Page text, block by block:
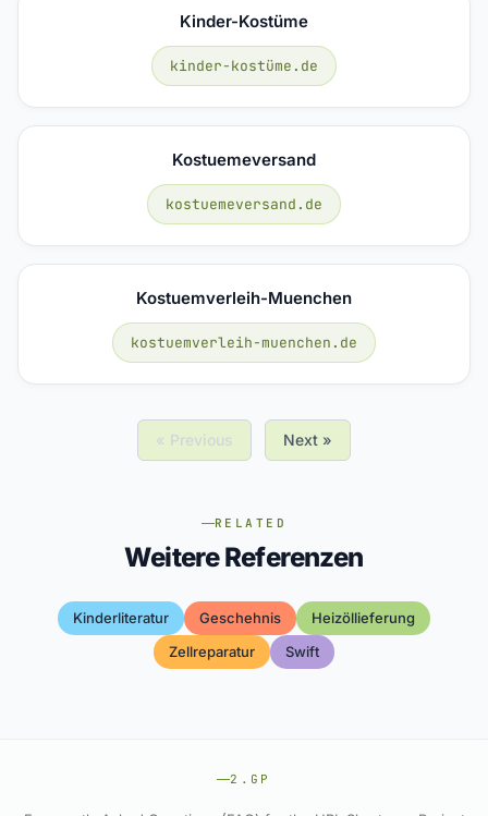
Kinder-Kostüme
kinder-kostüme.de
Kostuemeversand
kostuemeversand.de
Kostuemverleih-Muenchen
kostuemverleih-muenchen.de
« Previous Next »
RELATED
Weitere Referenzen
Kinderliteratur Geschehnis
Heizöllieferung
Zellreparatur
Swift
2.GP